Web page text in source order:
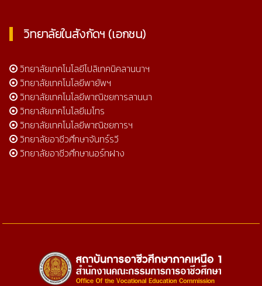
วิทยาลัยในสังกัดฯ (เอกชน)
วิทยาลัยเทคโนโลยีโปลิเทคนิคลานนาฯ
วิทยาลัยเทคโนโลยีพายัพฯ
วิทยาลัยเทคโนโลยีพาณิชยการลานนา
วิทยาลัยเทคโนโลยีเมโทร
วิทยาลัยเทคโนโลยีพาณิชยการฯ
วิทยาลัยอาชีวศึกษาจันทร์รวี
วิทยาลัยอาชีวศึกษานอร์ทฝาง